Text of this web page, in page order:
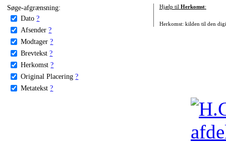
Søge-afgrænsning:
Dato ?
Afsender ?
Modtager ?
Brevtekst ?
Herkomst ?
Original Placering ?
Metatekst ?
Hjælp til Herkomst:
Herkomst: kilden til den